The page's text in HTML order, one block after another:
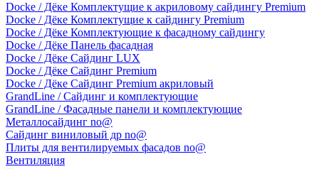
Docke / Дёке Комплектущие к акриловому сайдингу Premium
Docke / Дёке Комплектущие к сайдингу Premium
Docke / Дёке Комплектующие к фасадному сайдингу
Docke / Дёке Панель фасадная
Docke / Дёке Сайдинг LUX
Docke / Дёке Сайдинг Premium
Docke / Дёке Сайдинг Premium акриловый
GrandLine / Сайдинг и комплектующие
GrandLine / Фасадные панели и комплектующие
Металлосайдинг no@
Сайдинг виниловый др no@
Плиты для вентилируемых фасадов no@
Вентиляция